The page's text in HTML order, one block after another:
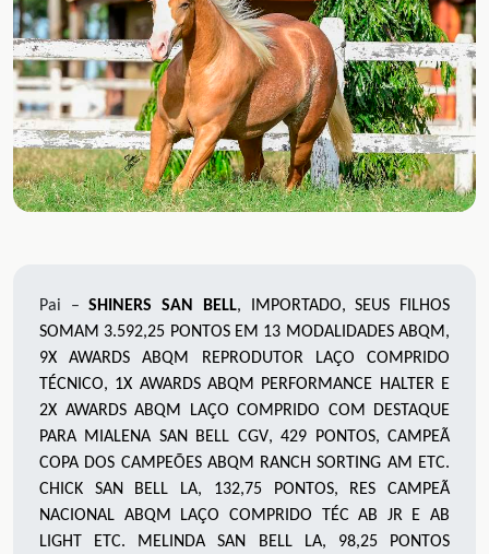
Pai –SHINERS SAN BELL,
IMPORTADO, SEUS FILHOS
SOMAM 3.592,25 PONTOS EM 13 MODALIDADES ABQM,
9X AWARDS ABQM REPRODUTOR LAÇO COMPRIDO
TÉCNICO, 1X AWARDS ABQM PERFORMANCE HALTER E
2X AWARDS ABQM LAÇO COMPRIDO COM DESTAQUE
PARA MIALENA SAN BELL CGV, 429 PONTOS, CAMPEÃ
COPA DOS CAMPEÕES ABQM RANCH SORTING AM ETC.
CHICK SAN BELL LA, 132,75PONTOS, RES CAMPEÃ
NACIONAL ABQM LAÇO COMPRIDO TÉC AB JR E AB
LIGHT ETC. MELINDA SAN BELL LA, 98,25PONTOS